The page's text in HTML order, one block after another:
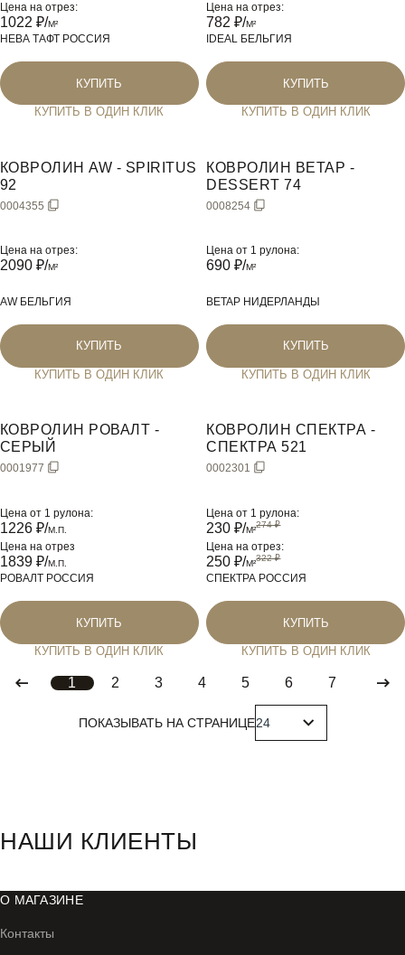
Цена на отрез:
1022 ₽/M²
НЕВА ТАФТ РОССИЯ
КУПИТЬ
КУПИТЬ В ОДИН КЛИК
Цена на отрез:
782 ₽/M²
IDEAL БЕЛЬГИЯ
КУПИТЬ
КУПИТЬ В ОДИН КЛИК
КОВРОЛИН AW - SPIRITUS
92
0004355
Цена на отрез:
2090 ₽/M²
AW БЕЛЬГИЯ
КУПИТЬ
КУПИТЬ В ОДИН КЛИК
КОВРОЛИН BETAP -
DESSERT 74
0008254
Цена от 1 рулона:
690 ₽/M²
BETAP НИДЕРЛАНДЫ
КУПИТЬ
КУПИТЬ В ОДИН КЛИК
КОВРОЛИН РОВАЛТ -
СЕРЫЙ
0001977
Цена от 1 рулона:
1226 ₽/М.П.
Цена на отрез
1839 ₽/М.П.
РОВАЛТ РОССИЯ
КУПИТЬ
КУПИТЬ В ОДИН КЛИК
КОВРОЛИН СПЕКТРА -
СПЕКТРА 521
0002301
Цена от 1 рулона:
230 ₽/M²
Цена на отрез:
250 ₽/M²
СПЕКТРА РОССИЯ
КУПИТЬ
КУПИТЬ В ОДИН КЛИК
1 2 3 4 5 6 7
ПОКАЗЫВАТЬ НА СТРАНИЦЕ
НАШИ КЛИЕНТЫ
#
О МАГАЗИНЕ
Контакты